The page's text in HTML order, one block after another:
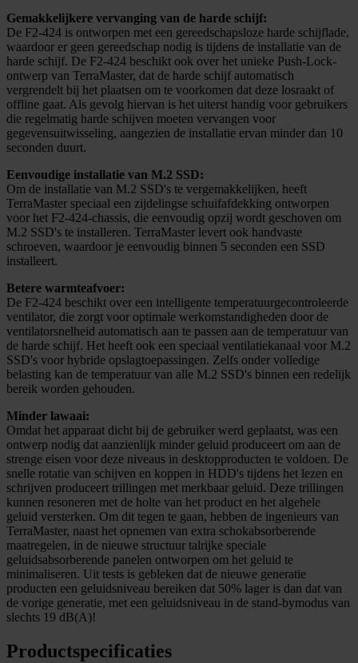
Gemakkelijkere vervanging van de harde schijf:
De F2-424 is ontworpen met een gereedschapsloze harde schijflade,
waardoor er geen gereedschap nodig is tijdens de installatie van de
harde schijf. De F2-424 beschikt ook over het unieke Push-Lock-
ontwerp van TerraMaster, dat de harde schijf automatisch
vergrendelt bij het plaatsen om te voorkomen dat deze losraakt of
offline gaat. Als gevolg hiervan is het uiterst handig voor gebruikers
die regelmatig harde schijven moeten vervangen voor
gegevensuitwisseling, aangezien de installatie ervan minder dan 10
seconden duurt.
Eenvoudige installatie van M.2 SSD:
Om de installatie van M.2 SSD's te vergemakkelijken, heeft
TerraMaster speciaal een zijdelingse schuifafdekking ontworpen
voor het F2-424-chassis, die eenvoudig opzij wordt geschoven om
M.2 SSD's te installeren. TerraMaster levert ook handvaste
schroeven, waardoor je eenvoudig binnen 5 seconden een SSD
installeert.
Betere warmteafvoer:
De F2-424 beschikt over een intelligente temperatuurgecontroleerde
ventilator, die zorgt voor optimale werkomstandigheden door de
ventilatorsnelheid automatisch aan te passen aan de temperatuur van
de harde schijf. Het heeft ook een speciaal ventilatiekanaal voor M.2
SSD's voor hybride opslagtoepassingen. Zelfs onder volledige
belasting kan de temperatuur van alle M.2 SSD's binnen een redelijk
bereik worden gehouden.
Minder lawaai:
Omdat het apparaat dicht bij de gebruiker werd geplaatst, was een
ontwerp nodig dat aanzienlijk minder geluid produceert om aan de
strenge eisen voor deze niveaus in desktopproducten te voldoen. De
snelle rotatie van schijven en koppen in HDD's tijdens het lezen en
schrijven produceert trillingen met merkbaar geluid. Deze trillingen
kunnen resoneren met de holte van het product en het algehele
geluid versterken. Om dit tegen te gaan, hebben de ingenieurs van
TerraMaster, naast het opnemen van extra schokabsorberende
maatregelen, in de nieuwe structuur talrijke speciale
geluidsabsorberende panelen ontworpen om het geluid te
minimaliseren. Uit tests is gebleken dat de nieuwe generatie
producten een geluidsniveau bereiken dat 50% lager is dan dat van
de vorige generatie, met een geluidsniveau in de stand-bymodus van
slechts 19 dB(A)!
Productspecificaties